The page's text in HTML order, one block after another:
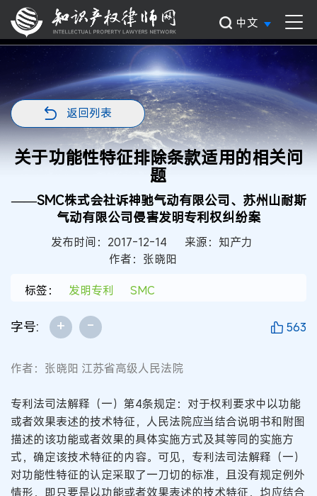
中文
返回列表
关于功能性特征排除条款适用的相关问
题
——SMC株式会社诉神驰气动有限公司、苏州山耐斯
气动有限公司侵害发明专利权纠纷案
发布时间：2017-12-14
来源：知产力
作者：张晓阳
标签：
发明专利 SMC
字号: + - 563
作者：张晓阳 江苏省高级人民法院
专利法司法解释（一）第4条规定：对于权利要求中以功能
或者效果表述的技术特征，人民法院应当结合说明书和附图
描述的该功能或者效果的具体实施方式及其等同的实施方
式，确定该技术特征的内容。可见，专利法司法解释（一）
对功能性特征的认定采取了一刀切的标准，且没有规定例外
情形，即只要是以功能或者效果表述的技术特征，均应结合